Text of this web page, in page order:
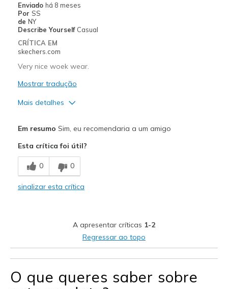
Width
Sizing
Feels true to size
View On Shoes
Enviado há 8 meses
Por SS
de NY
Describe Yourself Casual
CRÍTICA EM
skechers.com
Very nice woek wear.
Mostrar tradução
Mais detalhes
Durable
Melhores utilizações
Casual Wear
Feels true to size
Shoes are for Wearing
Em resumo Sim, eu recomendaria a um amigo
Esta crítica foi útil?
0 0
sinalizar esta crítica
A apresentar críticas 1-2
Regressar ao topo
O que queres saber sobre